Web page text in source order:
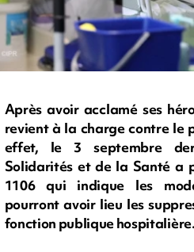
Après avoir acclamé ses
revient à la charge contre le
effet, le 3 septembre
Solidarités et de la Santé a
1106 qui indique les
pourront avoir lieu les
fonction publique hospitalière.